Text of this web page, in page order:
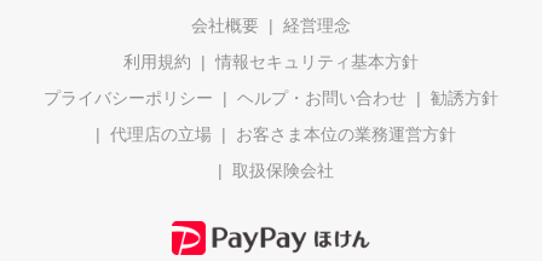
会社概要
経営理念
利用規約
情報セキュリティ基本方針
プライバシーポリシー
ヘルプ・お問い合わせ
勧誘方針
代理店の立場
お客さま本位の業務運営方針
取扱保険会社